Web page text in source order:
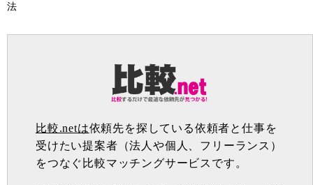
法
比較.netは依頼先を探している依頼者と仕事を
受けたい提案者（法人や個人、フリーランス）
をつなぐ比較マッチングサービスです。